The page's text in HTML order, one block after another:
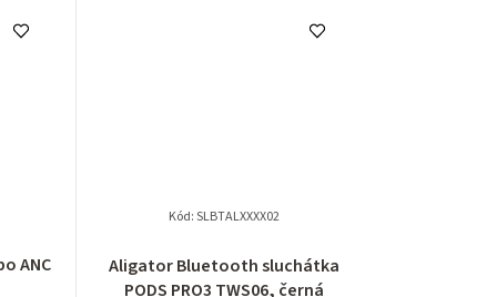
ANC
Aligator Bluetooth sluchátka
PODS PRO3 TWS06, černá
Kód:SLBTALXXXX02